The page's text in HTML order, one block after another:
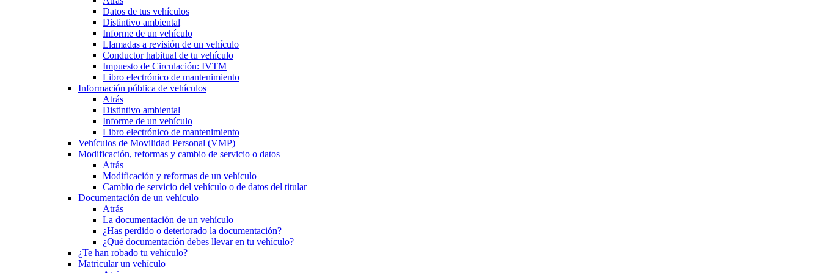
Datos de tus vehículos
Distintivo ambiental
Informe de un vehículo
Llamadas a revisión de un vehículo
Conductor habitual de tu vehículo
Impuesto de Circulación: IVTM
Libro electrónico de mantenimiento
Información pública de vehículos
Atrás
Distintivo ambiental
Informe de un vehículo
Libro electrónico de mantenimiento
Vehículos de Movilidad Personal (VMP)
Modificación, reformas y cambio de servicio o datos
Atrás
Modificación y reformas de un vehículo
Cambio de servicio del vehículo o de datos del titular
Documentación de un vehículo
Atrás
La documentación de un vehículo
¿Has perdido o deteriorado la documentación?
¿Qué documentación debes llevar en tu vehículo?
¿Te han robado tu vehículo?
Matricular un vehículo